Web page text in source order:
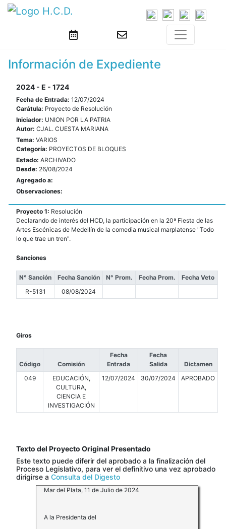
Información de Expediente
2024 - E - 1724
Fecha de Entrada: 12/07/2024
Carátula: Proyecto de Resolución
Iniciador: UNION POR LA PATRIA
Autor: CJAL. CUESTA MARIANA
Tema: VARIOS
Categoría: PROYECTOS DE BLOQUES
Estado: ARCHIVADO
Desde: 26/08/2024
Agregado a:
Observaciones:
Proyecto 1: Resolución
Declarando de interés del HCD, la participación en la 20ª Fiesta de las
Artes Escénicas de Medellín de la comedia musical marplatense "Todo
lo que trae un tren".
Sanciones
N° Sanción Fecha Sanción N° Prom. Fecha Prom.
Fecha Veto
R-5131
08/08/2024
Giros
Código Comisión
Fecha
Entrada
Fecha
Salida
Dictamen
049
EDUCACIÓN,
CULTURA,
CIENCIA E
INVESTIGACIÓN
12/07/2024 30/07/2024 APROBADO
Texto del Proyecto Original Presentado
Este texto puede diferir del aprobado a la finalización del
Proceso Legislativo, para ver el definitivo una vez aprobado
dirigirse a Consulta del Digesto
Mar del Plata, 11 de Julio de 2024
A la Presidenta del